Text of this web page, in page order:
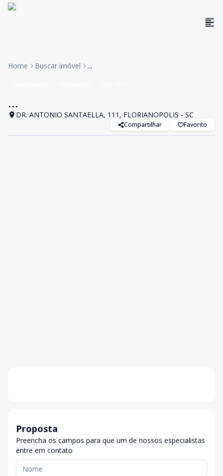
Home Buscar imóvel ...
...
DR. ANTONIO SANTAELLA, 111, FLORIANOPOLIS - SC
Compartilhar Favorito
Proposta
Preencha os campos para que um de nossos especialistas
entre em contato